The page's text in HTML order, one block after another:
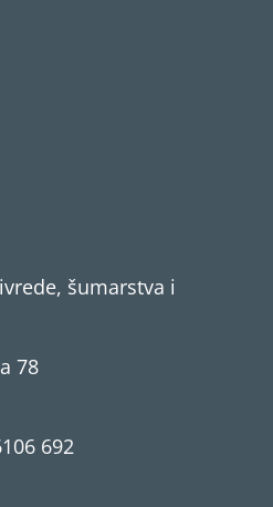
šumarstva i
78
692